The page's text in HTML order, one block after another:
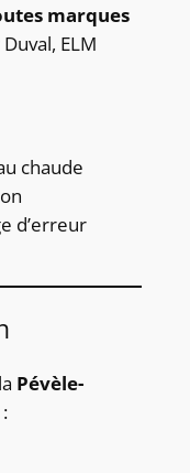
marques
ELM
chaude
d’erreur
Pévèle-